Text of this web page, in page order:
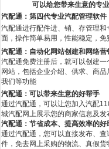
可以给您带来生意的专
汽配通：第四代专业汽配管理软件
汽配通进行配件进、销、存管理
面，操作简单易用，性能稳定，
汽配通：自动化网站创建和网络营
汽配通免费注册后，就可以创建
网站，包括企业介绍、供求、商
我们等功能
汽配通：可以带来生意的好帮手
通过汽配通，可以让您加入汽配
城汽配网上展示您的商家信息及发
汽配通：节省成本、提高效率的好
通过汽配通，您可以直接发布、
件，免去网上采购的物流、真假货